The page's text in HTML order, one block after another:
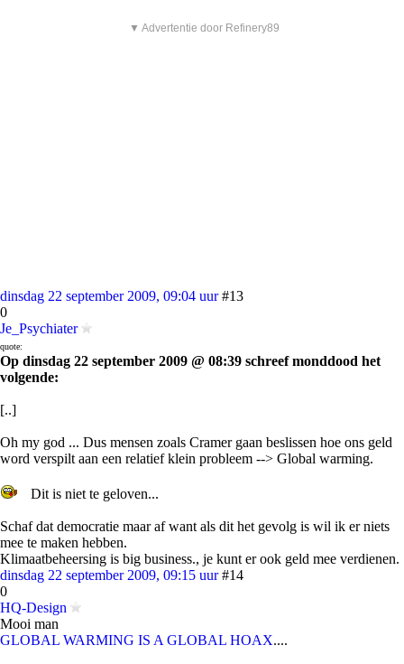
▼ Advertentie door Refinery89
dinsdag 22 september 2009, 09:04 uur #13
0
Je_Psychiater
quote:
Op dinsdag 22 september 2009 @ 08:39 schreef monddood het
volgende:
[..]
Oh my god ... Dus mensen zoals Cramer gaan beslissen hoe ons geld
word verspilt aan een relatief klein probleem --> Global warming.
Dit is niet te geloven...
Schaf dat democratie maar af want als dit het gevolg is wil ik er niets
mee te maken hebben.
Klimaatbeheersing is big business., je kunt er ook geld mee verdienen.
dinsdag 22 september 2009, 09:15 uur #14
0
HQ-Design
Mooi man
GLOBAL WARMING IS A GLOBAL HOAX....